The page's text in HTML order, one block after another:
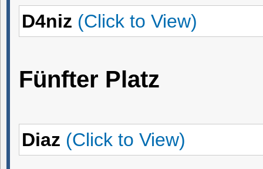
D4niz (Click to View)
Fünfter Platz
Diaz (Click to View)